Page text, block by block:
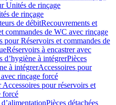
Unités de rinçage
de rinçage
de débitRecouvrements et
commandes de WC avec rinçage
pour Réservoirs et commandes de
Réservoirs à encastrer avec
d’hygiène à intégrerPièces
à intégrerAccessoires pour
rinçage forcé
Accessoires pour réservoirs et
forcé
Pièces détachées